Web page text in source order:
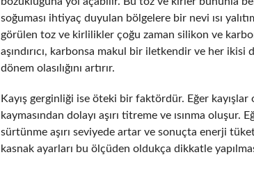
soğuması ihtiyaç duyulan bölgelere bir nevi ısı
görülen toz ve kirlilikler çoğu zaman silikon ve
aşındırıcı, karbonsa makul bir iletkendir ve her ikisi
dönem olasılığını artırır.
Kayış gerginliği ise öteki bir faktördür. Eğer kayışlar
kaymasından dolayı aşırı titreme ve ısınma
sürtünme aşırı seviyede artar ve sonuçta enerji
kasnak ayarları bu ölçüden oldukça dikkatle